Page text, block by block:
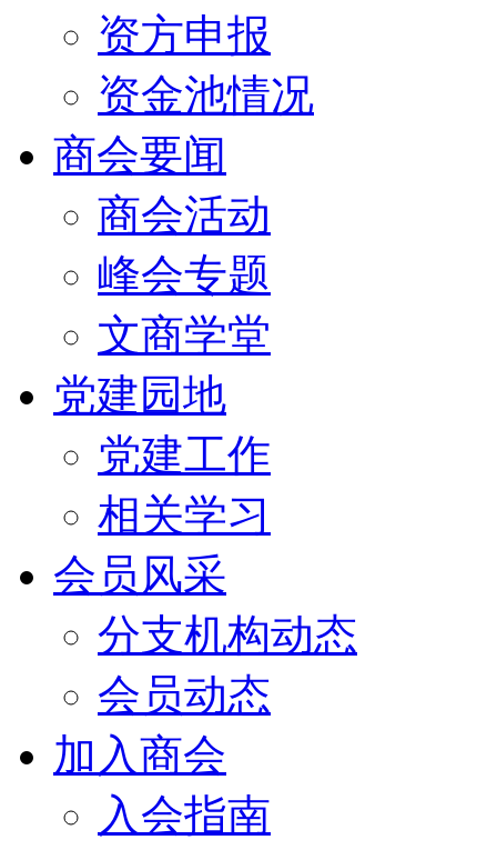
资方申报
资金池情况
商会要闻
商会活动
峰会专题
文商学堂
党建园地
党建工作
相关学习
会员风采
分支机构动态
会员动态
加入商会
入会指南